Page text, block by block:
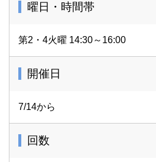
曜日・時間帯
第2・4火曜 14:30～16:00
開催日
7/14から
回数